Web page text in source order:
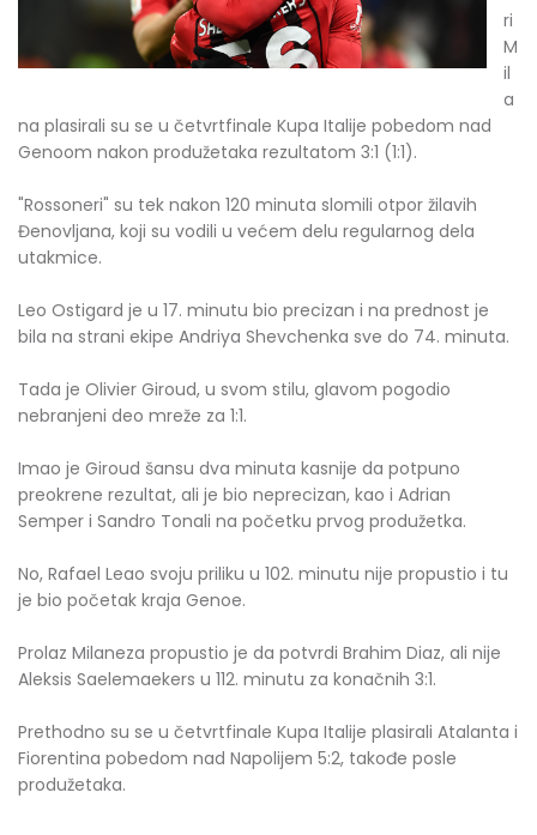
ri
M
il
a
na plasirali su se u četvrtfinale Kupa Italije pobedom nad
Genoom nakon produžetaka rezultatom 3:1 (1:1).
"Rossoneri" su tek nakon 120 minuta slomili otpor žilavih
Đenovljana, koji su vodili u većem delu regularnog dela
utakmice.
Leo Ostigard je u 17. minutu bio precizan i na prednost je
bila na strani ekipe Andriya Shevchenka sve do 74. minuta.
Tada je Olivier Giroud, u svom stilu, glavom pogodio
nebranjeni deo mreže za 1:1.
Imao je Giroud šansu dva minuta kasnije da potpuno
preokrene rezultat, ali je bio neprecizan, kao i Adrian
Semper i Sandro Tonali na početku prvog produžetka.
No, Rafael Leao svoju priliku u 102. minutu nije propustio i tu
je bio početak kraja Genoe.
Prolaz Milaneza propustio je da potvrdi Brahim Diaz, ali nije
Aleksis Saelemaekers u 112. minutu za konačnih 3:1.
Prethodno su se u četvrtfinale Kupa Italije plasirali Atalanta i
Fiorentina pobedom nad Napolijem 5:2, takođe posle
produžetaka.